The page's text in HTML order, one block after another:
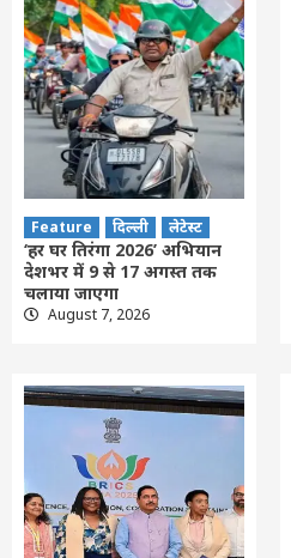
Feature दिल्ली लेटेस्ट
‘हर घर तिरंगा 2026’ अभियान
देशभर में 9 से 17 अगस्त तक
चलाया जाएगा
August 7, 2026